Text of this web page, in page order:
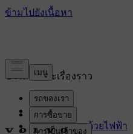
ข่าวสารและเรื่องราว
ล่าสุด
การขับเคลื่อนด้วยไฟฟ้า